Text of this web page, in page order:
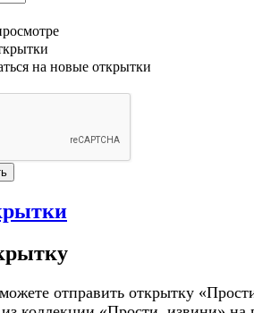
на новые открытки
отправить открытку